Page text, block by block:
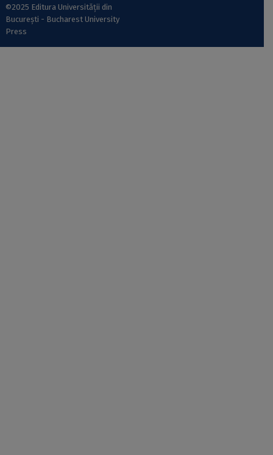
©2025 Editura Universității din
București - Bucharest University
Press